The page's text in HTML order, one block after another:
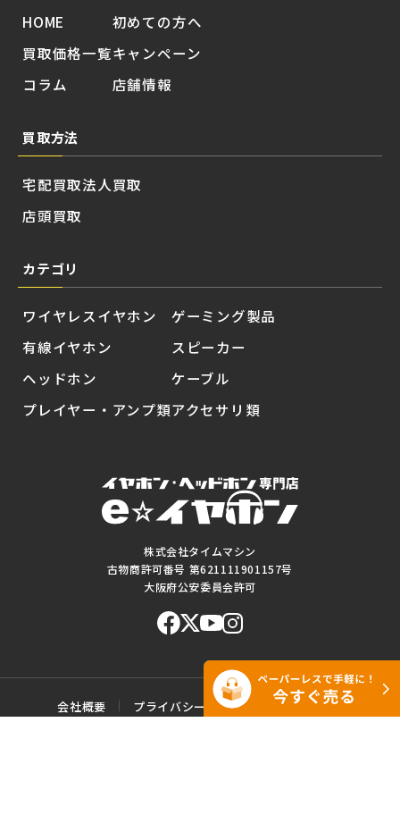
株式会社タイムマシン
古物商許可番号 第621111901157号
大阪府公安委員会許可
HOME
買取価格一覧
コラム
初めての方へ
キャンペーン
店舗情報
買取方法
宅配買取
店頭買取
法人買取
カテゴリ
ワイヤレスイヤホン
有線イヤホン
ヘッドホン
プレイヤー・アンプ類
ゲーミング製品
スピーカー
ケーブル
アクセサリ類
会社概要 プライバシーポリシー
ご利用規約